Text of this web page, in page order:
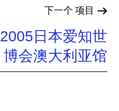
下一个 项目
2005日本爱知世
博会澳大利亚馆